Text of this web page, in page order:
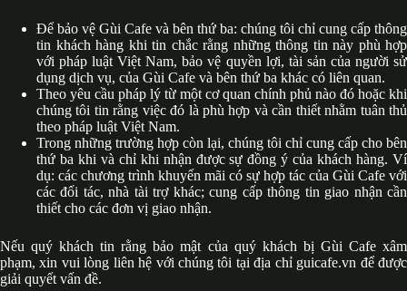
Để bảo vệ Gùi Cafe và bên thứ ba: chúng tôi chỉ cung cấp thông
tin khách hàng khi tin chắc rằng những thông tin này phù hợp
với pháp luật Việt Nam, bảo vệ quyền lợi, tài sản của người sử
dụng dịch vụ, của Gùi Cafe và bên thứ ba khác có liên quan.
Theo yêu cầu pháp lý từ một cơ quan chính phủ nào đó hoặc khi
chúng tôi tin rằng việc đó là phù hợp và cần thiết nhằm tuân thủ
theo pháp luật Việt Nam.
Trong những trường hợp còn lại, chúng tôi chỉ cung cấp cho bên
thứ ba khi và chỉ khi nhận được sự đồng ý của khách hàng. Ví
dụ: các chương trình khuyến mãi có sự hợp tác của Gùi Cafe với
các đối tác, nhà tài trợ khác; cung cấp thông tin giao nhận cần
thiết cho các đơn vị giao nhận.
Nếu quý khách tin rằng bảo mật của quý khách bị Gùi Cafe xâm
phạm, xin vui lòng liên hệ với chúng tôi tại địa chỉ guicafe.vn để được
giải quyết vấn đề.